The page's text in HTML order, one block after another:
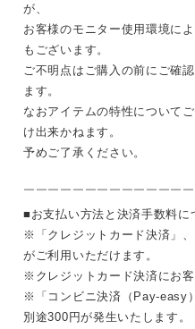
が、
お客様のモニター使用環境に
もございます。
ご不明点はご購入の前にご確
ます。
なおアイテムの特性について
け出来かねます。
予めご了承ください。
￣￣￣￣￣￣￣￣￣￣￣￣￣
■お支払い方法と決済手数料に
※「クレジットカード決済」
がご利用いただけます。
※クレジットカード決済にお
※「コンビニ決済（Pay-easy
別途300円が発生いたします。